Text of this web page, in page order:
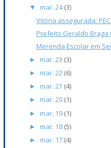
▼ mar. 24(3)
Vitória assegurada:
Prefeito Geraldo
Merenda Escolar em
► mar. 23 (3)
► mar. 22 (6)
► mar. 21 (4)
► mar. 20 (1)
► mar. 19 (1)
► mar. 18 (5)
► mar. 17 (4)